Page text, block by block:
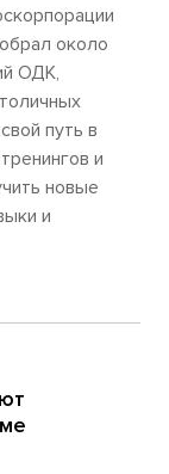
около
ОДК,
путь в
и
новые
и